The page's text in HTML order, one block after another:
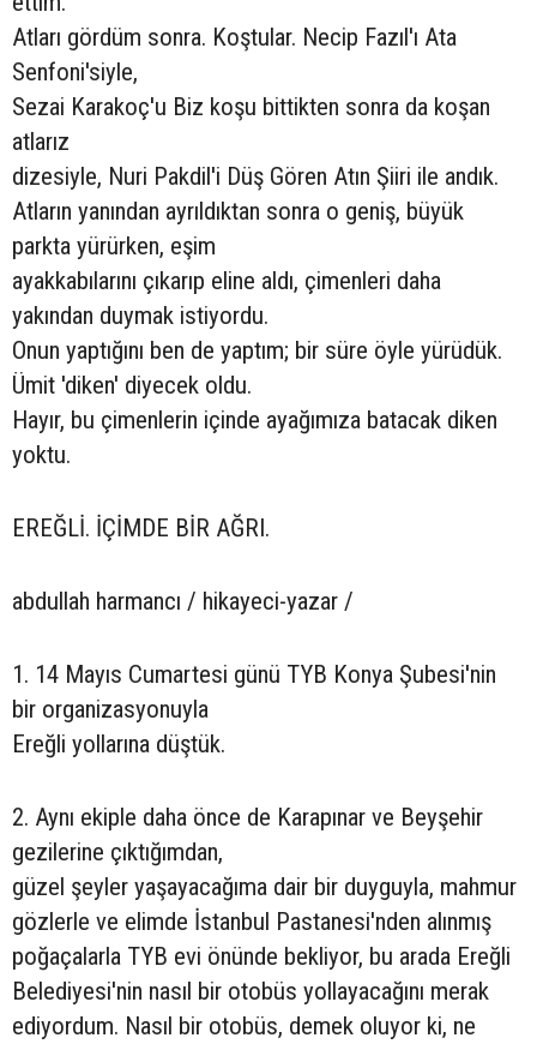
Atları gördüm sonra. Koştular. Necip Fazıl'ı Ata
Senfoni'siyle,
Sezai Karakoç'u Biz koşu bittikten sonra da koşan
atlarız
dizesiyle, Nuri Pakdil'i Düş Gören Atın Şiiri ile andık.
Atların yanından ayrıldıktan sonra o geniş, büyük
parkta yürürken, eşim
ayakkabılarını çıkarıp eline aldı, çimenleri daha
yakından duymak istiyordu.
Onun yaptığını ben de yaptım; bir süre öyle yürüdük.
Ümit 'diken' diyecek oldu.
Hayır, bu çimenlerin içinde ayağımıza batacak diken
yoktu.
EREĞLİ. İÇİMDE BİR AĞRI.
abdullah harmancı / hikayeci-yazar /
1. 14 Mayıs Cumartesi günü TYB Konya Şubesi'nin
bir organizasyonuyla
Ereğli yollarına düştük.
2. Aynı ekiple daha önce de Karapınar ve Beyşehir
gezilerine çıktığımdan,
güzel şeyler yaşayacağıma dair bir duyguyla, mahmur
gözlerle ve elimde İstanbul Pastanesi'nden alınmış
poğaçalarla TYB evi önünde bekliyor, bu arada Ereğli
Belediyesi'nin nasıl bir otobüs yollayacağını merak
ediyordum. Nasıl bir otobüs, demek oluyor ki, ne